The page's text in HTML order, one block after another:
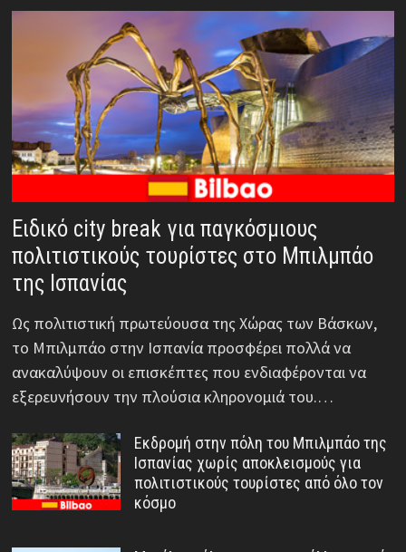
Ειδικό city break για παγκόσμιους
πολιτιστικούς τουρίστες στο Μπιλμπάο
της Ισπανίας
Ως πολιτιστική πρωτεύουσα της Χώρας των Βάσκων,
το Μπιλμπάο στην Ισπανία προσφέρει πολλά να
ανακαλύψουν οι επισκέπτες που ενδιαφέρονται να
εξερευνήσουν την πλούσια κληρονομιά του.…
Εκδρομή στην πόλη του Μπιλμπάο της
Ισπανίας χωρίς αποκλεισμούς για
πολιτιστικούς τουρίστες από όλο τον
κόσμο